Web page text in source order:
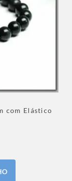
com Elástico